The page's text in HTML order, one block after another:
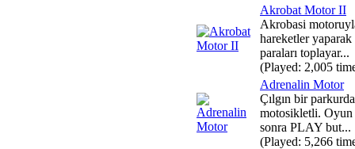
Akrobat Motor II
Akrobasi
hareketler yaparak
paraları toplayar...
(Played: 2,005
Adrenalin Motor
Çılgın bir
motosikletli.
sonra PLAY but...
(Played: 5,266